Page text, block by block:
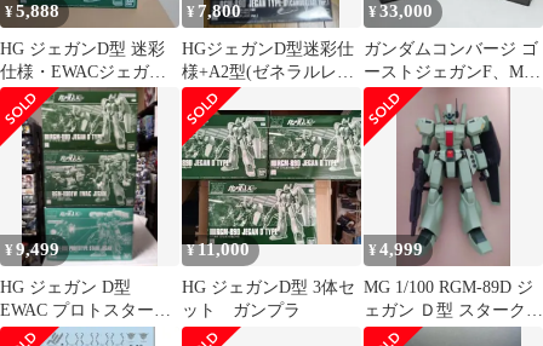
¥5,888
HG ジェガンD型 迷彩
仕様・EWACジェガン 2
種セット＋オマケ
¥ 7,800
HGジェガンD型迷彩仕
様+A2型(ゼネラルレビ
ル配備機) デカールセ
ット
¥33,000
ガンダムコンバージ ゴ
ーストジェガンF、M型
改造完成品2体
¥9,499
HG ジェガン D型
EWAC プロトスターク
セット デカール付 プレ
¥11,000
HG ジェガンD型 3体セ
ット ガンプラ
¥4,999
MG 1/100 RGM-89D ジ
ェガン Ｄ型 スタークジ
ェガンパーツ付